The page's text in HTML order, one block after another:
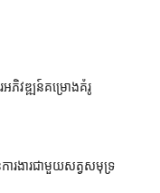
រអភិវឌ្ឍន៍គម្រោងគំរូ
ការងារជាមួយសត្វសមុទ្រ